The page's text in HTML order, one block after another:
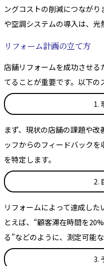
ングコストの削減につなが
や空調システムの導入は、光
リフォーム計画の立て方
店舗リフォームを成功させ
てることが重要です。以下の
1.
まず、現状の店舗の課題や
ッフからのフィードバック
を特定します。
2.
リフォームによって達成し
とえば、“顧客滞在時間を
る”などのように、測定可能
3.